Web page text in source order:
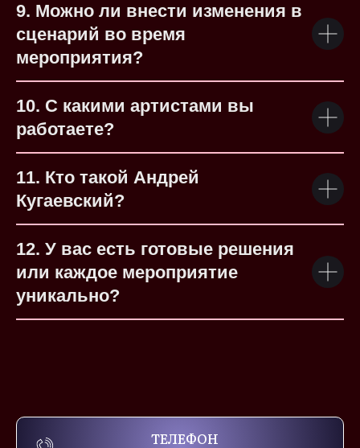
9. Можно ли внести изменения в
сценарий во время
мероприятия?
10. С какими артистами вы
работаете?
11. Кто такой Андрей
Кугаевский?
12. У вас есть готовые решения
или каждое мероприятие
уникально?
ТЕЛЕФОН